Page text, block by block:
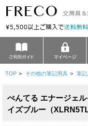
TOP > その他の筆記用具 > 筆記
ぺんてる エナージェ
イズブルー（